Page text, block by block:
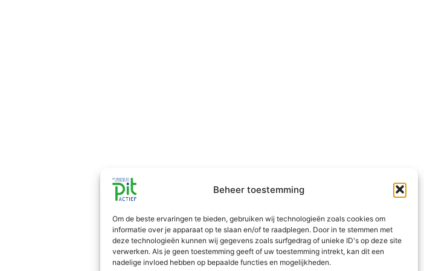
Beheer toestemming
Om de beste ervaringen te bieden, gebruiken wij technologieën zoals cookies om
informatie over je apparaat op te slaan en/of te raadplegen. Door in te stemmen met
deze technologieën kunnen wij gegevens zoals surfgedrag of unieke ID's op deze site
verwerken. Als je geen toestemming geeft of uw toestemming intrekt, kan dit een
nadelige invloed hebben op bepaalde functies en mogelijkheden.